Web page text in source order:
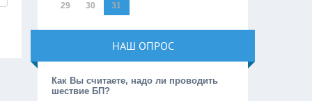
29 30 31
НАШ ОПРОС
Как Вы считаете, надо ли проводить
шествие БП?